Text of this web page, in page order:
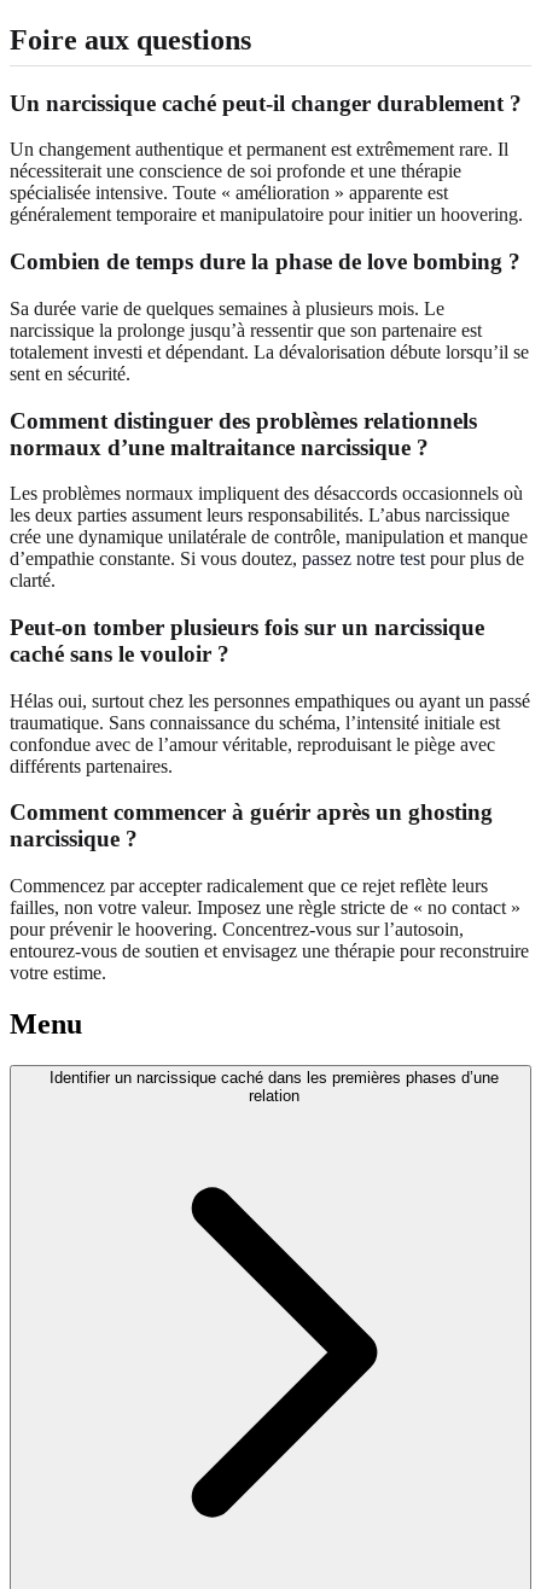
Foire aux questions
Un narcissique caché peut-il changer durablement ?
Un changement authentique et permanent est extrêmement rare. Il
nécessiterait une conscience de soi profonde et une thérapie
spécialisée intensive. Toute « amélioration » apparente est
généralement temporaire et manipulatoire pour initier un hoovering.
Combien de temps dure la phase de love bombing ?
Sa durée varie de quelques semaines à plusieurs mois. Le
narcissique la prolonge jusqu’à ressentir que son partenaire est
totalement investi et dépendant. La dévalorisation débute lorsqu’il se
sent en sécurité.
Comment distinguer des problèmes relationnels
normaux d’une maltraitance narcissique ?
Les problèmes normaux impliquent des désaccords occasionnels où
les deux parties assument leurs responsabilités. L’abus narcissique
crée une dynamique unilatérale de contrôle, manipulation et manque
d’empathie constante. Si vous doutez, passez notre test pour plus de
clarté.
Peut-on tomber plusieurs fois sur un narcissique
caché sans le vouloir ?
Hélas oui, surtout chez les personnes empathiques ou ayant un passé
traumatique. Sans connaissance du schéma, l’intensité initiale est
confondue avec de l’amour véritable, reproduisant le piège avec
différents partenaires.
Comment commencer à guérir après un ghosting
narcissique ?
Commencez par accepter radicalement que ce rejet reflète leurs
failles, non votre valeur. Imposez une règle stricte de « no contact »
pour prévenir le hoovering. Concentrez-vous sur l’autosoin,
entourez-vous de soutien et envisagez une thérapie pour reconstruire
votre estime.
Menu
Identifier un narcissique caché dans les premières phases d’une
relation